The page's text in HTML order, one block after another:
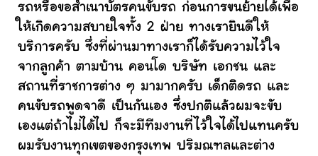
รถหรือขอสำเนาบัตรคนขับรถ ก่อนการขนย้ายได้เพื่อ
ให้เกิดความสบายใจทั้ง 2 ฝ่าย ทางเรายินดีให้
บริการครับ ซึ่งที่ผ่านมาทางเราก็ได้รับความไว้ใจ
จากลูกค้า ตามบ้าน คอนโด บริษัท เอกชน และ
สถานที่ราชการต่าง ๆ มามากครับ เด็กติดรถ และ
คนขับรถพูดจาดี เป็นกันเอง ซึ่งปกติแล้วผมจะขับ
เองแต่ถ้าไม่ได้ไป ก็จะมีทีมงานที่ไว้ใจได้ไปแทนครับ
ผมรับงานทุกเขตของกรุงเทพ ปริมณฑลและต่าง